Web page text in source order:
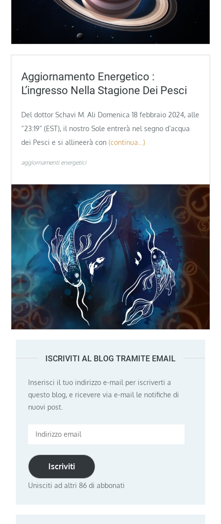
Aggiornamento Energetico :
L’ingresso Nella Stagione Dei Pesci
Del dottor Schavi M. Ali Domenica 18 febbraio 2024, alle
“23:19” (EST), il nostro Sole entrerà nel segno d’acqua
dei Pesci e si allineerà con (continua…)
aggiornamenti energetici
ISCRIVITI AL BLOG TRAMITE EMAIL
Inserisci il tuo indirizzo e-mail per iscriverti a
questo blog, e ricevere via e-mail le notifiche di
nuovi post.
Indirizzo
Iscriviti
Unisciti ad altri 86 di abbonati